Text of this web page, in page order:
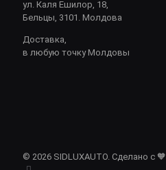
ул. Каля Ешилор, 18,
Бельцы, 3101. Молдова
Доставка,
в любую точку Молдовы
© 2026 SIDLUXAUTO. Сделано с 🧡